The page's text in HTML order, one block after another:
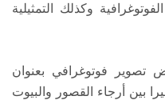
وكذلك التمثيلية
فوتوغرافي بعنوان
بين أرجاء القصور والبيوت